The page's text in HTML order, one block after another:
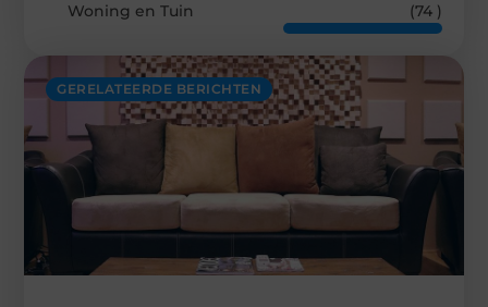
GERELATEERDE BERICHTEN
Woning en Tuin
(74 )